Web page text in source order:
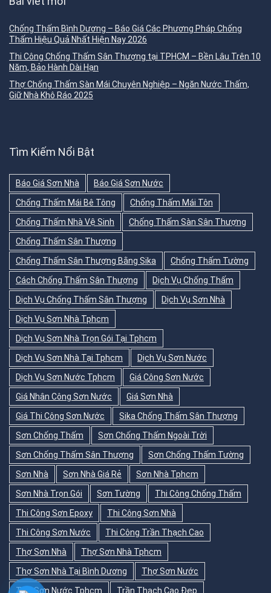
Chống Thấm Bình Dương – Báo Giá Các Phương Pháp Chống
Thấm Hiệu Quả Nhất Hiện Nay 2026
Thi Công Chống Thấm Sân Thượng tại TPHCM – Bền Lâu Trên 10
Năm, Bảo Hành Dài Hạn
Thợ Chống Thấm Sàn Mái Chuyên Nghiệp – Ngăn Nước Thấm,
Giữ Nhà Khô Ráo 2025
Tìm Kiếm Nổi Bật
Báo Giá Sơn Nhà
Báo Giá Sơn Nước
Chống Thấm Mái Bê Tông
Chống Thấm Mái Tôn
Chống Thấm Nhà Vệ Sinh
Chống Thấm Sàn Sân Thượng
Chống Thấm Sân Thượng
Chống Thấm Sân Thượng Bằng Sika
Chống Thấm Tường
Cách Chống Thấm Sân Thượng
Dịch Vụ Chống Thấm
Dịch Vụ Chống Thấm Sân Thượng
Dịch Vụ Sơn Nhà
Dịch Vụ Sơn Nhà Tphcm
Dịch Vụ Sơn Nhà Trọn Gói Tại Tphcm
Dịch Vụ Sơn Nhà Tại Tphcm
Dịch Vụ Sơn Nước
Dịch Vụ Sơn Nước Tphcm
Giá Công Sơn Nước
Giá Nhân Công Sơn Nước
Giá Sơn Nhà
Giá Thi Công Sơn Nước
Sika Chống Thấm Sân Thượng
Sơn Chống Thấm
Sơn Chống Thấm Ngoài Trời
Sơn Chống Thấm Sân Thượng
Sơn Chống Thấm Tường
Sơn Nhà
Sơn Nhà Giá Rẻ
Sơn Nhà Tphcm
Sơn Nhà Trọn Gói
Sơn Tường
Thi Công Chống Thấm
Thi Công Sơn Epoxy
Thi Công Sơn Nhà
Thi Công Sơn Nước
Thi Công Trần Thạch Cao
Thợ Sơn Nhà
Thợ Sơn Nhà Tphcm
Thợ Sơn Nhà Tại Bình Dương
Thợ Sơn Nước
Thợ Sơn Nước Tphcm
Trần Thạch Cao Đẹp